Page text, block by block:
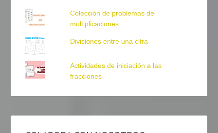
Colección de problemas de
multiplicaciones
Divisiones entre una cifra
Actividades de iniciación a las
fracciones